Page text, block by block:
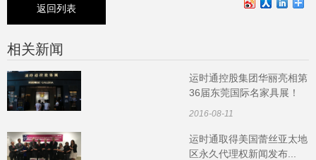
返回列表
相关新闻
运时通控股集团华丽亮相第
36届东莞国际名家具展！
2016-08-11
运时通取得美国蕾丝亚太地
区永久代理权新闻发布...